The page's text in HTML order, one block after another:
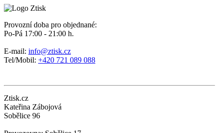
Provozní doba pro objednané:
Po-Pá 17:00 - 21:00 h.
E-mail: info@ztisk.cz
Tel/Mobil: +420 721 089 088
Ztisk.cz
Kateřina Zábojová
Sobělice 96